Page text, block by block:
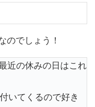
のでしょう！
近の休みの日はこれ
いてくるので好き